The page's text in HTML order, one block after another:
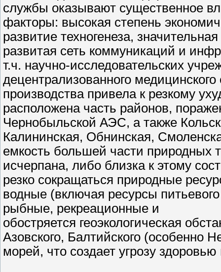
службы оказывают существенное
факторы: высокая степень
развитие техногенеза,
развитая сеть коммуникаций и
т.ч. научно-исследовательских
децентрализованного
производства привела к резкому
расположена часть районов,
Чернобыльской АЭС, а также
Калининская, Обнинская,
емкость большей части природных
исчерпана, либо близка к этому
резко сокращаться природные
водные (включая ресурсы
рыбные, рекреационные и
обостряется геоэкологическая
Азовского, Балтийского (особенно
морей, что создает угрозу